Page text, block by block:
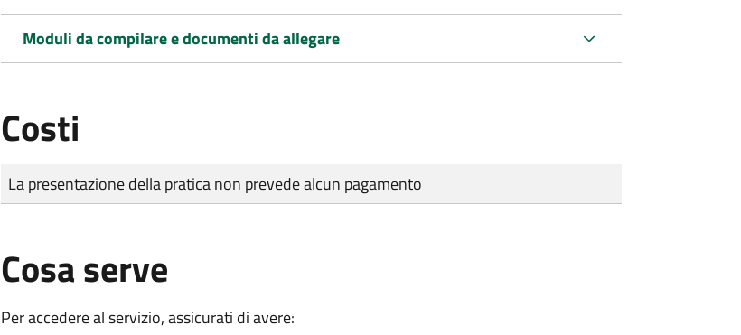
Moduli da compilare e documenti da allegare
Costi
Tipo di pagamento
Importo
La presentazione della pratica non prevede alcun pagamento
Cosa serve
Per accedere al servizio, assicurati di avere: